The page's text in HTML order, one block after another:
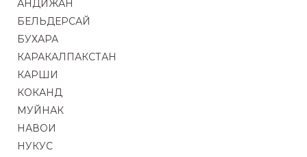
АНДИЖАН
БЕЛЬДЕРСАЙ
БУХАРА
КАРАКАЛПАКСТАН
КАРШИ
КОКАНД
МУЙНАК
НАВОИ
НУКУС